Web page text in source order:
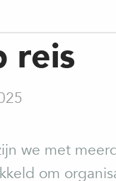
reis
we met
om